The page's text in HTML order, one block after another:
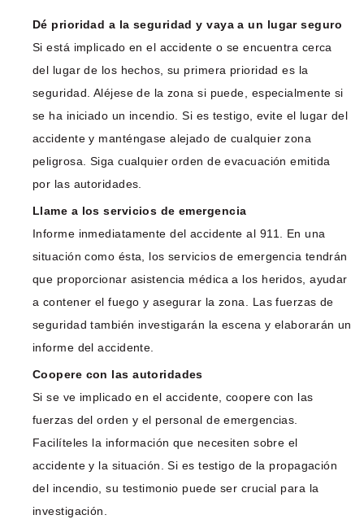
Dé prioridad a la seguridad y vaya a un lugar seguro
Si está implicado en el accidente o se encuentra cerca
del lugar de los hechos, su primera prioridad es la
seguridad. Aléjese de la zona si puede, especialmente si
se ha iniciado un incendio. Si es testigo, evite el lugar del
accidente y manténgase alejado de cualquier zona
peligrosa. Siga cualquier orden de evacuación emitida
por las autoridades.
Llame a los servicios de emergencia
Informe inmediatamente del accidente al 911. En una
situación como ésta, los servicios de emergencia tendrán
que proporcionar asistencia médica a los heridos, ayudar
a contener el fuego y asegurar la zona. Las fuerzas de
seguridad también investigarán la escena y elaborarán un
informe del accidente.
Coopere con las autoridades
Si se ve implicado en el accidente, coopere con las
fuerzas del orden y el personal de emergencias.
Facilíteles la información que necesiten sobre el
accidente y la situación. Si es testigo de la propagación
del incendio, su testimonio puede ser crucial para la
investigación.